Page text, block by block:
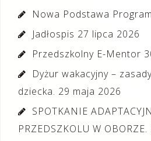
Nowa Podstawa
Jadłospis 27 lipca 2026
Przedszkolny E-Mentor
Dyżur wakacyjny –
dziecka. 29 maja 2026
SPOTKANIE
PRZEDSZKOLU W OBORZE.